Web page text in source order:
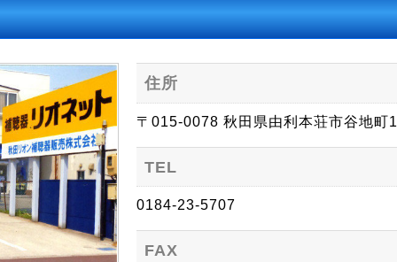
住所
〒015-0078 秋田県由利本荘市谷地町
TEL
0184-23-5707
FAX